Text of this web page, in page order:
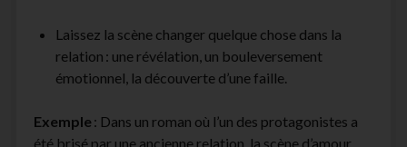
Laissez la scène changer quelque chose dans la
relation : une révélation, un bouleversement
émotionnel, la découverte d’une faille.
Exemple : Dans un roman où l’un des protagonistes a
été brisé par une ancienne relation, la scène d’amour